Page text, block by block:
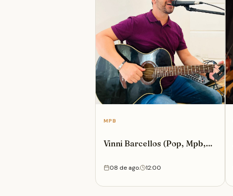
MPB
Vinni Barcellos (Pop, Mpb,
08 de ago. 12:00